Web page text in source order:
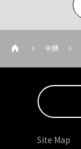
卡牌
Site Map